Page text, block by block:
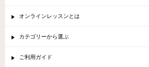
オンラインレッスンとは
カテゴリーから選ぶ
ご利用ガイド